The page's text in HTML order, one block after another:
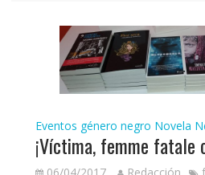
Eventos género negro Novela
¡Víctima, femme fatale